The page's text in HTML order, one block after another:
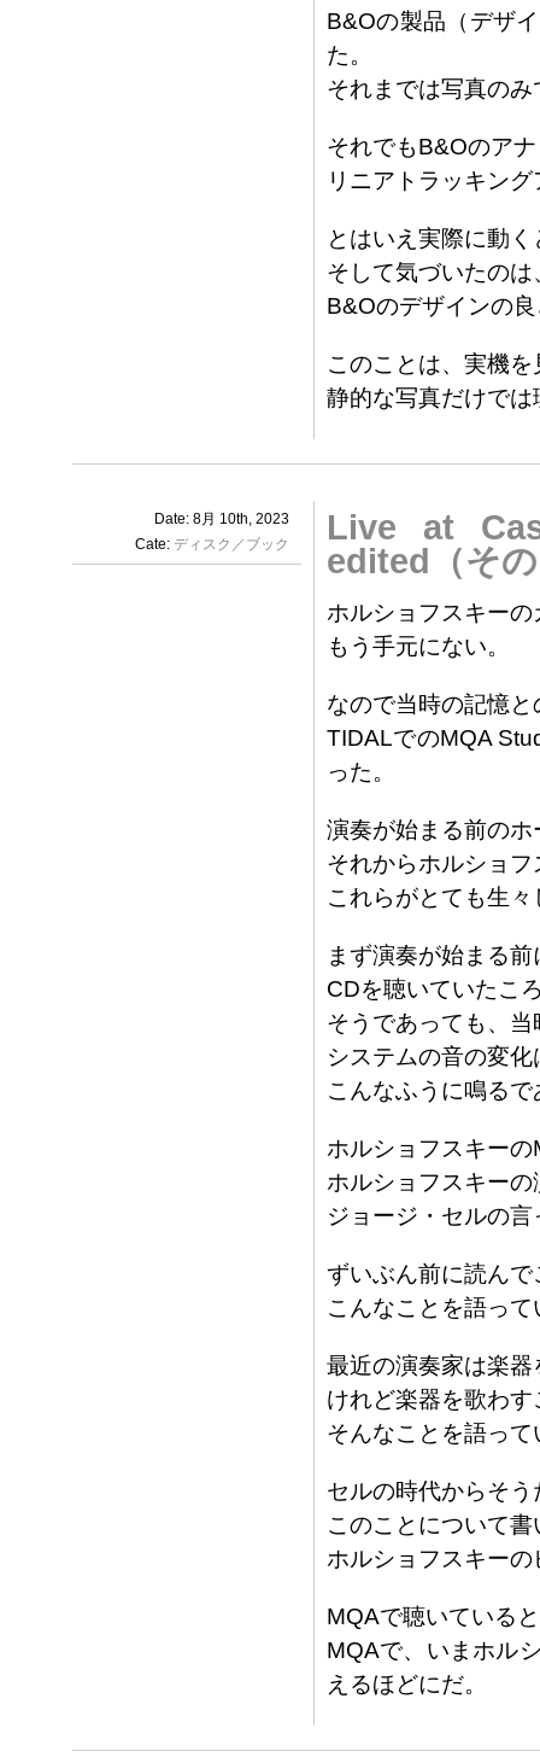
B&Oの製品（デザ
た。
それまでは写真の
それでもB&Oのア
リニアトラッキン
とはいえ実際に動
そして気づいたの
B&Oのデザインの
このことは、実機
静的な写真だけで
Date: 8月 10th, 2023
Cate: ディスク／ブック
Live at
edited（そ
ホルショフスキー
もう手元にない。
なので当時の記憶
TIDALでのMQA
った。
演奏が始まる前の
それからホルショ
これらがとても生々
まず演奏が始まる
CDを聴いていたこ
そうであっても、
システムの音の変
こんなふうに鳴る
ホルショフスキー
ホルショフスキー
ジョージ・セルの
ずいぶん前に読ん
こんなことを語っ
最近の演奏家は楽
けれど楽器を歌わ
そんなことを語っ
セルの時代からそ
このことについて
ホルショフスキー
MQAで聴いている
MQAで、いまホル
えるほどにだ。